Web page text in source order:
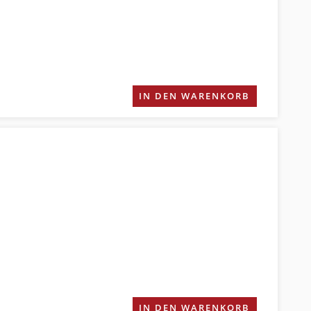
IN DEN WARENKORB
IN DEN WARENKORB